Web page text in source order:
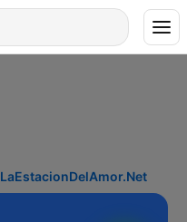
LaEstacionDelAmor.Net